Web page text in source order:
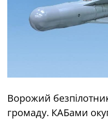
Ворожий
громаду. КАБами